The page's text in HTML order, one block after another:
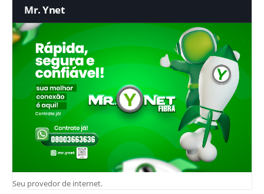
Mr. Ynet
Seu provedor de internet.